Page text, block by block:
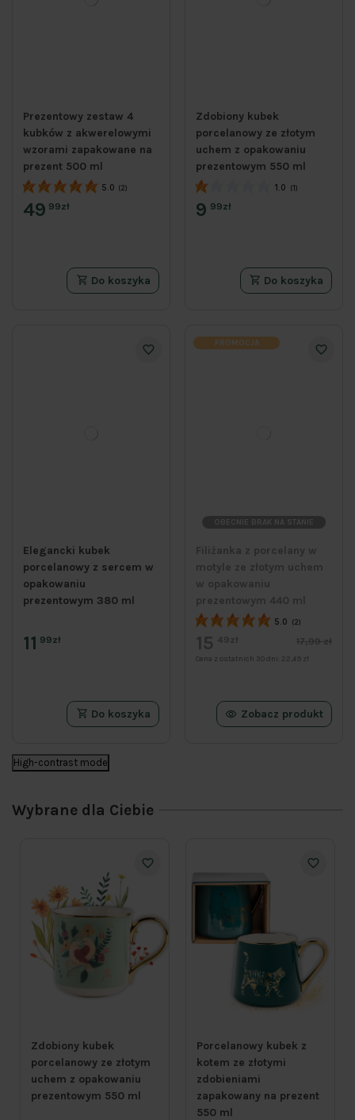
Prezentowy zestaw 4
kubków z akwerelowymi
wzorami zapakowane na
prezent 500 ml
5.0 (2)
49 99zł
Do koszyka
Zdobiony kubek
porcelanowy ze złotym
uchem z opakowaniu
prezentowym 550 ml
1.0 (1)
9 99zł
Do koszyka
Elegancki kubek
porcelanowy z sercem w
opakowaniu
prezentowym 380 ml
11 99zł
Do koszyka
PROMOCJA
OBECNIE BRAK NA STANIE
Filiżanka z porcelany w
motyle ze złotym uchem
w opakowaniu
prezentowym 440 ml
5.0 (2)
15 49zł 17,99 zł
Cena z ostatnich 30 dni: 22,49 zł
Zobacz produkt
High-contrast mode
Wybrane dla Ciebie
Zdobiony kubek
porcelanowy ze złotym
uchem z opakowaniu
prezentowym 550 ml
Porcelanowy kubek z
kotem ze złotymi
zdobieniami
zapakowany na prezent
550 ml